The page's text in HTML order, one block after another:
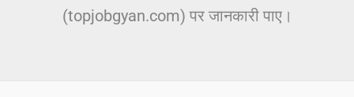
(topjobgyan.com) पर जानकारी पाए।